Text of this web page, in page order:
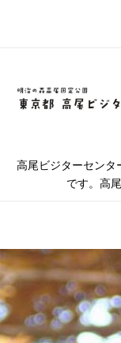
ホ
高尾ビジターセンタ
です。高